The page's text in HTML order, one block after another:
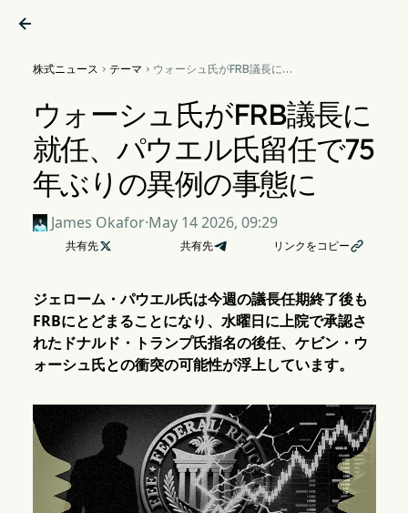

株式ニュース  テーマ  ウォーシュ氏がFRB議長に就
りの異例の事態に
ウォーシュ氏がFRB議長に
就任、パウエル氏留任で75
年ぶりの異例の事態に
James Okafor·May 14 2026, 09:29
共有先 共有先 リンクをコピー
ジェローム・パウエル氏は今週の議長任期終了後も
FRBにとどまることになり、水曜日に上院で承認さ
れたドナルド・トランプ氏指名の後任、ケビン・ウ
ォーシュ氏との衝突の可能性が浮上しています。